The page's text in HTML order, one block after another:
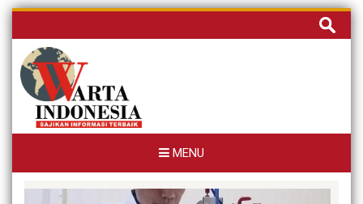
Skip
content
Cari
untuk:
MENU